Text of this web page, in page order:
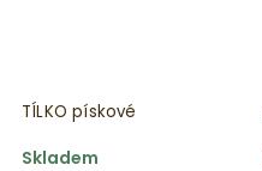
TÍLKO pískové
Skladem